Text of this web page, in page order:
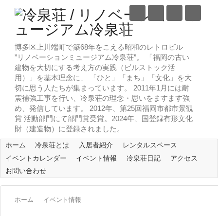
博多区上川端町で築68年をこえる昭和のレトロビル
”リノベーションミュージアム冷泉荘”。 「福岡の古い
建物を大切にする考え方の実践（ビルストック活
用）」を基本理念に、 「ひと」「まち」「文化」を大
切に思う人たちが集まっています。 2011年1月には耐
震補強工事を行い、冷泉荘の理念・思いをますます強
め、発信しています。 2012年、第25回福岡市都市景観
賞 活動部門にて部門賞受賞。2024年、国登録有形文化
財（建造物）に登録されました。
ホーム 冷泉荘とは 入居者紹介
レンタルスペース
イベントカレンダー
イベント情報 冷泉荘日記
アクセス
お問い合わせ
ホーム イベント情報